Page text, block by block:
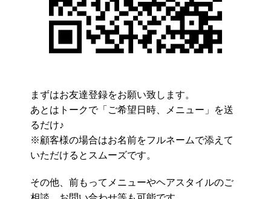
まずはお友達登録をお願い致します。
あとはトークで「ご希望日時、メニュー」を送
るだけ♪
※顧客様の場合はお名前をフルネームで添えて
いただけるとスムーズです。
その他、前もってメニューやヘアスタイルのご